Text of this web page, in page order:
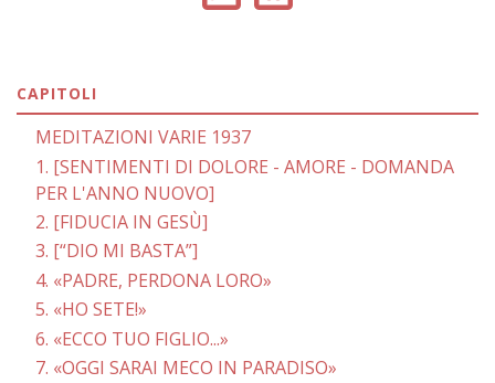
CAPITOLI
MEDITAZIONI VARIE 1937
1. [SENTIMENTI DI DOLORE - AMORE - DOMANDA
PER L'ANNO NUOVO]
2. [FIDUCIA IN GESÙ]
3. [“DIO MI BASTA”]
4. «PADRE, PERDONA LORO»
5. «HO SETE!»
6. «ECCO TUO FIGLIO...»
7. «OGGI SARAI MECO IN PARADISO»